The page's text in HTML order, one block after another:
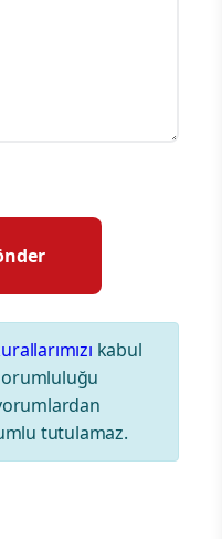
kabul
tutulamaz.